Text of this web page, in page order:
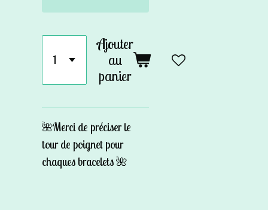
Ajouter
au
panier
🌺Merci de préciser le
tour de poignet pour
chaques bracelets 🌺